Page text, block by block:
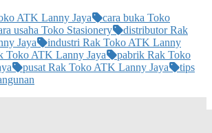
ATK Lanny Jaya
cara buka Toko
usaha Toko Stasionery
distributor Rak
Jaya
industri Rak Toko ATK Lanny
Toko ATK Lanny Jaya
pabrik Rak Toko
pusat Rak Toko ATK Lanny Jaya
tips